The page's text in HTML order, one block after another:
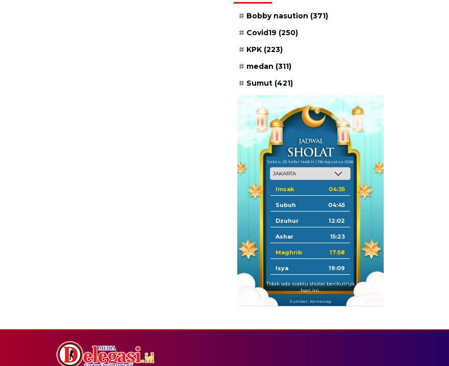
Bobby nasution (371)
Covid19 (250)
KPK (223)
medan (311)
Sumut (421)
Sabtu, 23 Safar 1448 H / 08 Agustus 2026
Imsak 04:35
Subuh 04:45
Dzuhur 12:02
Ashar 15:23
Maghrib 17:58
Isya 19:09
Tidak ada waktu sholat berikutnya
hari ini.
Sumber: Kemenag